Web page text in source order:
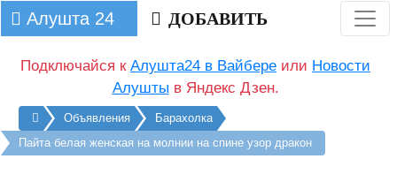
Алушта 24 ДОБАВИТЬ
Подключайся кАлушта24 в Вайбере или Новости
Алушты в Яндекс Дзен.
ГлавнаяОбъявления
Барахолка
Пайта белая женская на молнии на спине узор дракон